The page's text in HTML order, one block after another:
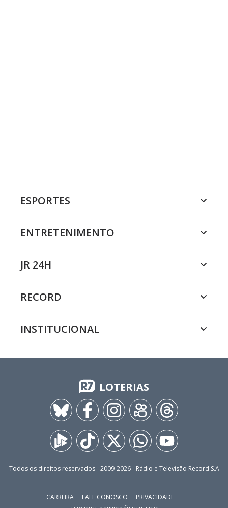
ESPORTES
ENTRETENIMENTO
JR 24H
RECORD
INSTITUCIONAL
LOTERIAS
Todos os direitos reservados - 2009-2026- Rádio e Televisão Record S.A
CARREIRA FALE CONOSCO
PRIVACIDADE